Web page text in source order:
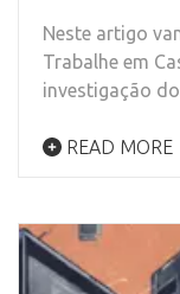
Neste artigo
Trabalhe em
investigação
READ MORE